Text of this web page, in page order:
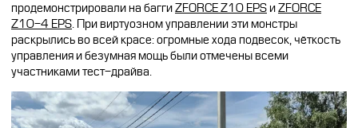
продемонстрировали на баггиZFORCE Z10 EPSиZFORCE
Z10-4 EPS. При виртуозном управлении эти монстры
раскрылись во всей красе: огромные хода подвесок, чёткость
управления и безумная мощь были отмечены всеми
участниками тест-драйва.